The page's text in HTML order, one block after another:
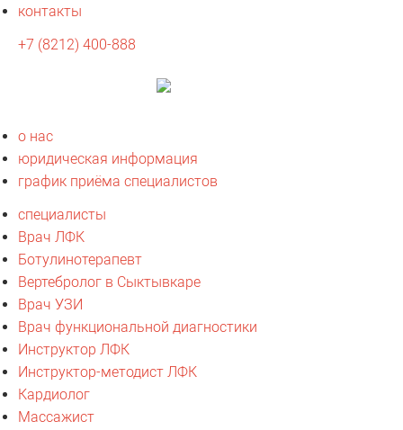
контакты
+7 (8212) 400-888
о нас
юридическая информация
график приёма специалистов
специалисты
Врач ЛФК
Ботулинотерапевт
Вертебролог в Сыктывкаре
Врач УЗИ
Врач функциональной диагностики
Инструктор ЛФК
Инструктор-методист ЛФК
Кардиолог
Массажист